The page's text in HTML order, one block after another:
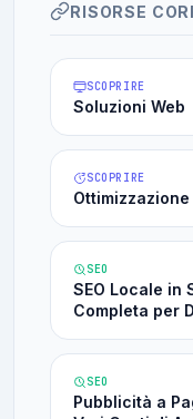
RISORSE
SCOPRIRE
Soluzioni Web
SCOPRIRE
Ottimizzazione
SEO
SEO Locale in
Completa per
SEO
Pubblicità a